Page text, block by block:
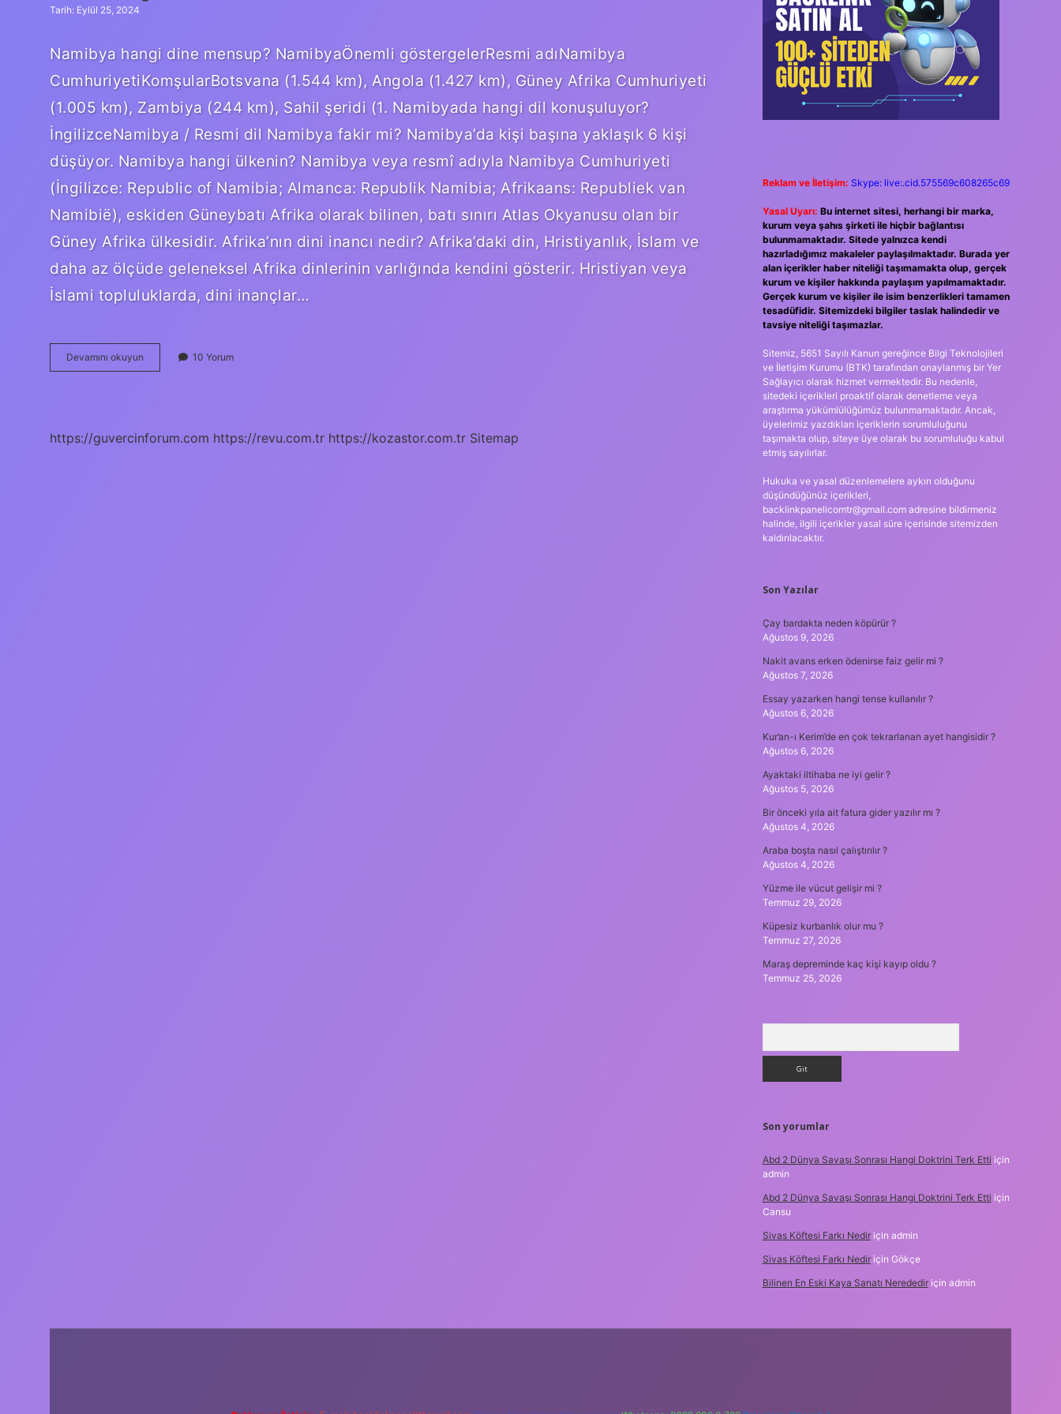
Tarih: Eylül 25, 2024
Namibya hangi dine mensup? NamibyaÖnemli göstergelerResmi adıNamibya
CumhuriyetiKomşularBotsvana (1.544 km), Angola (1.427 km), Güney Afrika Cumhuriyeti
(1.005 km), Zambiya (244 km), Sahil şeridi (1. Namibyada hangi dil konuşuluyor?
İngilizceNamibya / Resmi dil Namibya fakir mi? Namibya’da kişi başına yaklaşık 6 kişi
düşüyor. Namibya hangi ülkenin? Namibya veya resmî adıyla Namibya Cumhuriyeti
(İngilizce: Republic of Namibia; Almanca: Republik Namibia; Afrikaans: Republiek van
Namibië), eskiden Güneybatı Afrika olarak bilinen, batı sınırı Atlas Okyanusu olan bir
Güney Afrika ülkesidir. Afrika’nın dini inancı nedir? Afrika’daki din, Hristiyanlık, İslam ve
daha az ölçüde geleneksel Afrika dinlerinin varlığında kendini gösterir. Hristiyan veya
İslami topluluklarda, dini inançlar…
Devamını okuyun Namibya
Dini
10 Yorum
https://guvercinforum.com https://revu.com.tr https://kozastor.com.tr Sitemap
Reklam ve İletişim: Skype: live:.cid.575569c608265c69
Yasal Uyarı: Bu internet sitesi, herhangi bir marka,
kurum veya şahıs şirketi ile hiçbir bağlantısı
bulunmamaktadır. Sitede yalnızca kendi
hazırladığımız makaleler paylaşılmaktadır. Burada yer
alan içerikler haber niteliği taşımamakta olup, gerçek
kurum ve kişiler hakkında paylaşım yapılmamaktadır.
Gerçek kurum ve kişiler ile isim benzerlikleri tamamen
tesadüfidir. Sitemizdeki bilgiler taslak halindedir ve
tavsiye niteliği taşımazlar.
Sitemiz, 5651 Sayılı Kanun gereğince Bilgi Teknolojileri
ve İletişim Kurumu (BTK) tarafından onaylanmış bir Yer
Sağlayıcı olarak hizmet vermektedir. Bu nedenle,
sitedeki içerikleri proaktif olarak denetleme veya
araştırma yükümlülüğümüz bulunmamaktadır. Ancak,
üyelerimiz yazdıkları içeriklerin sorumluluğunu
taşımakta olup, siteye üye olarak bu sorumluluğu kabul
etmiş sayılırlar.
Hukuka ve yasal düzenlemelere aykırı olduğunu
düşündüğünüz içerikleri,
backlinkpanelicomtr@gmail.comadresine bildirmeniz
halinde, ilgili içerikler yasal süre içerisinde sitemizden
kaldırılacaktır.
Son Yazılar
Çay bardakta neden köpürür ?
Ağustos 9, 2026
Nakit avans erken ödenirse faiz gelir mi ?
Ağustos 7, 2026
Essay yazarken hangi tense kullanılır ?
Ağustos 6, 2026
Kur’an-ı Kerim’de en çok tekrarlanan ayet hangisidir ?
Ağustos 6, 2026
Ayaktaki iltihaba ne iyi gelir ?
Ağustos 5, 2026
Bir önceki yıla ait fatura gider yazılır mı ?
Ağustos 4, 2026
Araba boşta nasıl çalıştırılır ?
Ağustos 4, 2026
Yüzme ile vücut gelişir mi ?
Temmuz 29, 2026
Küpesiz kurbanlık olur mu ?
Temmuz 27, 2026
Maraş depreminde kaç kişi kayıp oldu ?
Temmuz 25, 2026
Son yorumlar
Abd 2 Dünya Savaşı Sonrası Hangi Doktrini Terk Etti için
admin
Abd 2 Dünya Savaşı Sonrası Hangi Doktrini Terk Etti için
Cansu
Sivas Köftesi Farkı Nediriçin admin
Sivas Köftesi Farkı Nediriçin Gökçe
Bilinen En Eski Kaya Sanatı Neredediriçin admin